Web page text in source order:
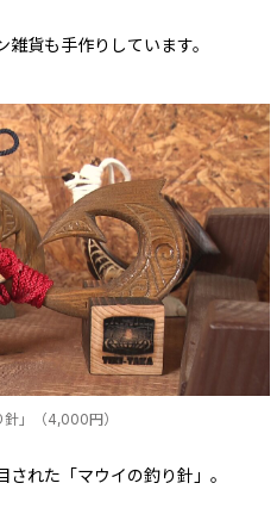
貨も手作りしています。
針」（4,000円）
れた「マウイの釣り針」。